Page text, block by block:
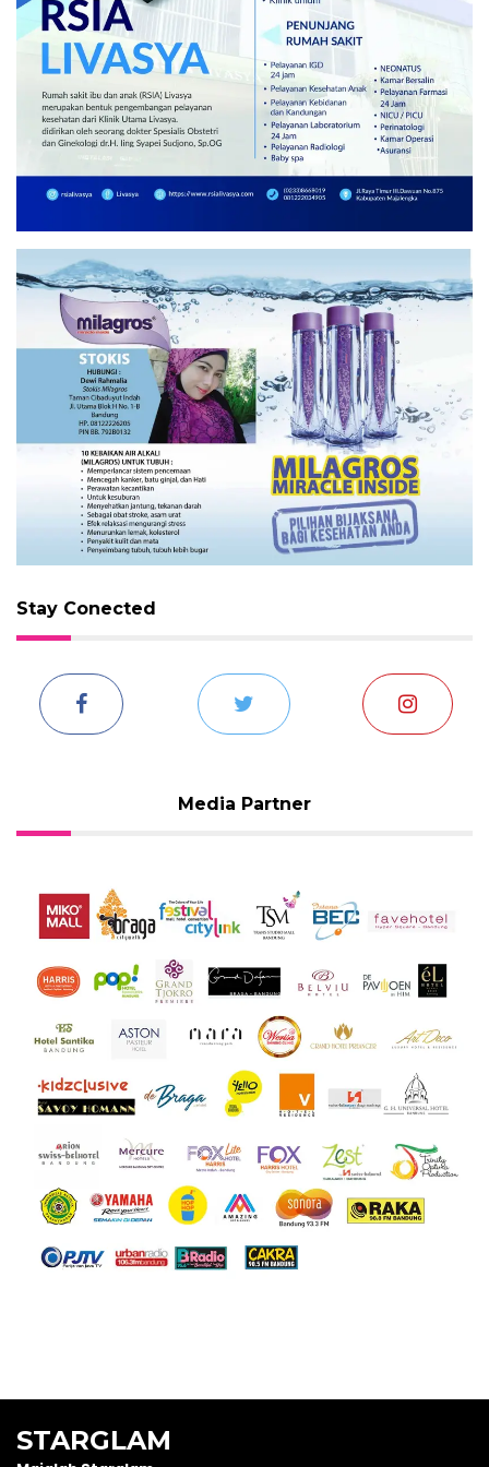
Stay Conected
Media Partner
STARGLAM